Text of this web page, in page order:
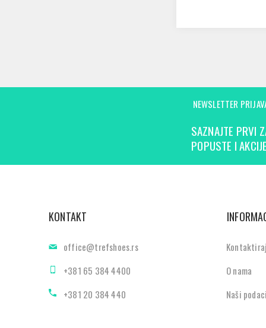
NEWSLETTER
SAZNAJTE PRVI
POPUSTE I
KONTAKT
office@trefshoes.rs
+381 65 384 4400
+381 20 384 440
O nama
Naši